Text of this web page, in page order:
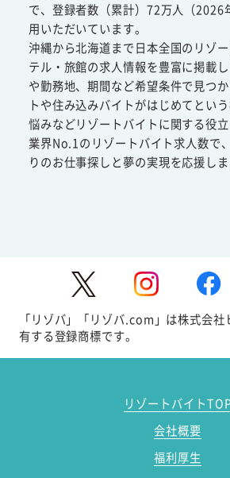
で、登録者数（累計）72万人（2026
用いただいています。
沖縄から北海道まで日本全国のリゾ
テル・旅館の求人情報を豊富に掲載
や勤務地、期間など希望条件で見つ
トや住み込みバイトがはじめてとい
悩みなどリゾートバイトに関する役立
業界No.1のリゾートバイト求人数で
りのお仕事探しと夢の実現を応援しま
「リゾバ」「リゾバ.com」は株式会
有する登録商標です。
リゾートバイト
会社概要
福利厚生